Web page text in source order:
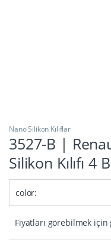
Nano Silikon Kılıflar
3527-B |
Silikon Kılıfı 4
color:
Fiyatları görebilmek için